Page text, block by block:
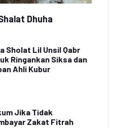
Dhuha
Sholat Lil Unsil Qabr
Ringankan Siksa dan
Ahli Kubur
Jika Tidak
Zakat Fitrah